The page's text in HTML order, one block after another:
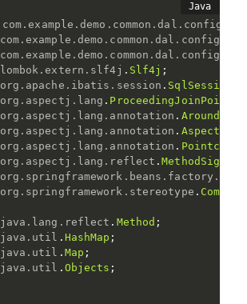
com .example .demo . common .dal . config
com.example . demo . common .dal . config
com.example . demo . common .dal . config
lombok .extern . slf4j . Slf4j ;
org . apache . ibatis . session . SqlSession
org . aspectj . lang . ProceedingJoinPoint
org . aspectj . lang . annotation . Around
org . aspectj . lang . annotation . Aspect
org . aspectj . lang . annotation . Pointcut
org . aspectj . lang . reflect .
org . springframework . beans . factory .
org . springframework . stereotype .
java . lang . reflect . Method ;
java . util . HashMap ;
java . util . Map ;
java . util . Objects ;